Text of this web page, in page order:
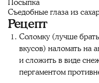
Посыпка
Съедобные глаза из
Рецепт
Соломку (лучше
вкусов) наломать на
и сложить в виде
пергаментом